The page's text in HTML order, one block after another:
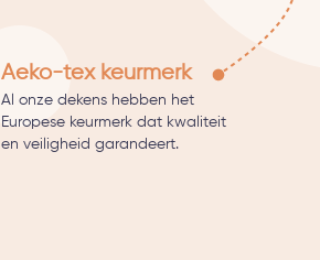
Aeko-tex keurmerk
Al onze dekens hebben het
Europese keurmerk dat kwaliteit
en veiligheid garandeert.